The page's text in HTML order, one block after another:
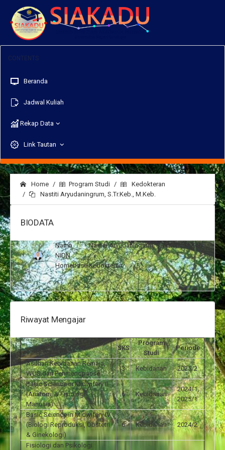
Beranda
Jadwal Kuliah
Rekap Data
Link Tautan
Home Program Studi
Kedokteran
Nastiti Aryudaningrum, S.Tr.Keb., M.Keb.
BIODATA
Nama :Nastiti Aryudaningrum, S.Tr.Keb., M.Keb.
NIDN
:
Homebase:Kedokteran
Riwayat Mengajar
Mata Kuliah SKS
Program
Studi
Periode
Asuhan Kebidanan Remaja,
WUS dan Perimenopause
3 Kebidanan 2025/2
Basic Science in Midwifery II
(Anatomi & Fisiologi
Manusia)
6 Kebidanan
2024/1,
2025/1
Basic Science in Midwifery IV
(Biologi Reproduksi, Obstetri
& Ginekologi)
6 Kebidanan 2024/2
Fisiologi dan Psikologi